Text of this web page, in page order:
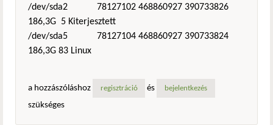
/dev/sda2 78127102 468860927 390733826
186,3G 5 Kiterjesztett
/dev/sda5 78127104 468860927 390733824
186,3G 83 Linux
a hozzászóláshoz regisztráció és bejelentkezés
szükséges